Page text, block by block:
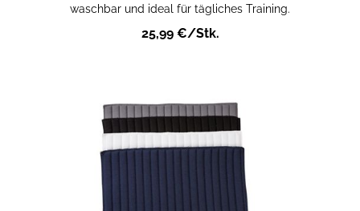
waschbar und ideal für tägliches Training.
25,99 €/Stk.